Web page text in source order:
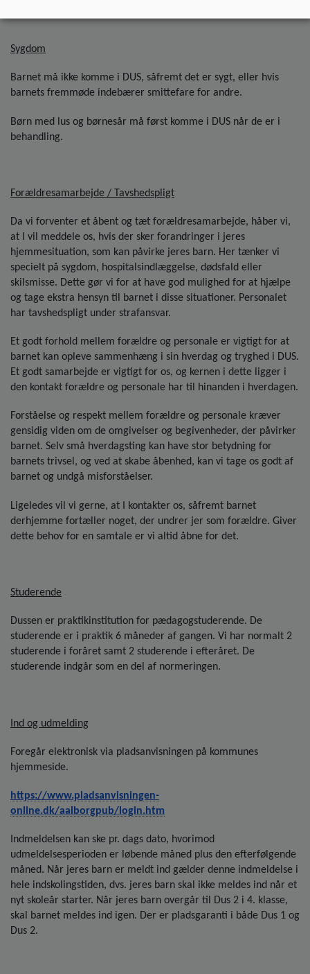
Sygdom
Barnet må ikke komme i DUS, såfremt det er sygt, eller hvis
barnets fremmøde indebærer smittefare for andre.
Børn med lus og børnesår må først komme i DUS når de er i
behandling.
Forældresamarbejde / Tavshedspligt
Da vi forventer et åbent og tæt forældresamarbejde, håber vi,
at I vil meddele os, hvis der sker forandringer i jeres
hjemmesituation, som kan påvirke jeres barn. Her tænker vi
specielt på sygdom, hospitalsindlæggelse, dødsfald eller
skilsmisse. Dette gør vi for at have god mulighed for at hjælpe
og tage ekstra hensyn til barnet i disse situationer. Personalet
har tavshedspligt under strafansvar.
Et godt forhold mellem forældre og personale er vigtigt for at
barnet kan opleve sammenhæng i sin hverdag og tryghed i DUS.
Et godt samarbejde er vigtigt for os, og kernen i dette ligger i
den kontakt forældre og personale har til hinanden i hverdagen.
Forståelse og respekt mellem forældre og personale kræver
gensidig viden om de omgivelser og begivenheder, der påvirker
barnet. Selv små hverdagsting kan have stor betydning for
barnets trivsel, og ved at skabe åbenhed, kan vi tage os godt af
barnet og undgå misforståelser.
Ligeledes vil vi gerne, at I kontakter os, såfremt barnet
derhjemme fortæller noget, der undrer jer som forældre. Giver
dette behov for en samtale er vi altid åbne for det.
Studerende
Dussen er praktikinstitution for pædagogstuderende. De
studerende er i praktik 6 måneder af gangen. Vi har normalt 2
studerende i foråret samt 2 studerende i efteråret. De
studerende indgår som en del af normeringen.
Ind og udmelding
Foregår elektronisk via pladsanvisningen på kommunes
hjemmeside.
https://www.pladsanvisningen-
online.dk/aalborgpub/login.htm
Indmeldelsen kan ske pr. dags dato, hvorimod
udmeldelsesperioden er løbende måned plus den efterfølgende
måned. Når jeres barn er meldt ind gælder denne indmeldelse i
hele indskolingstiden, dvs. jeres barn skal ikke meldes ind når et
nyt skoleår starter. Når jeres barn overgår til Dus 2 i 4. klasse,
skal barnet meldes ind igen. Der er pladsgaranti i både Dus 1 og
Dus 2.